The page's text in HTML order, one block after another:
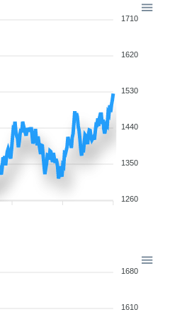
1710
1620
1530
1440
1350
1260
1680
1610